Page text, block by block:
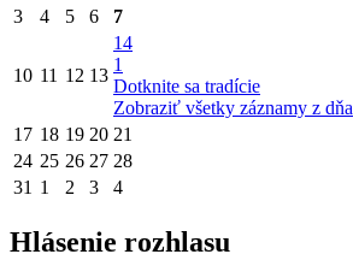
3
4 5 6 7
10 11 12 13
14
1
Dotknite sa tradície
Zobraziť všetky záznamy z dňa
17 18 19 20 21
24 25 26 27 28
31 1 2 3 4
Hlásenie rozhlasu